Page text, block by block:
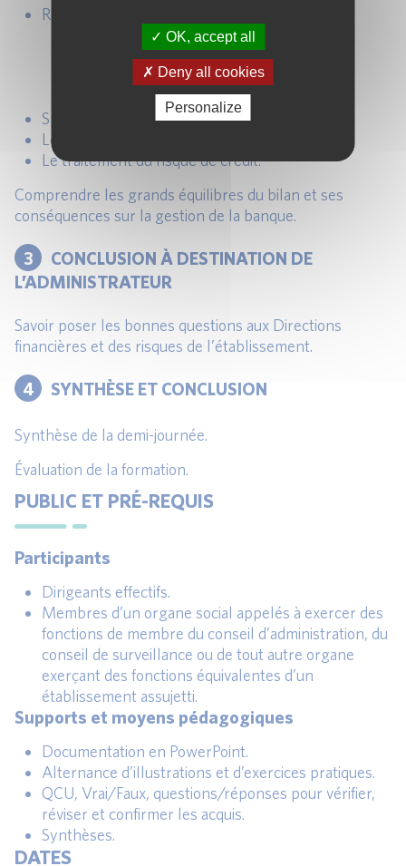
Revue des états financiers :
Le contenu de l’actif.
Le contenu du passif.
Le hors-bilan.
Spécificités des normes IFRS.
Les notions de juste valeur et de coût
Le traitement du risque de crédit.
Comprendre les grands équilibres du bilan et ses
conséquences sur la gestion de la banque.
3
CONCLUSION À DESTINATION DE
L’ADMINISTRATEUR
Savoir poser les bonnes questions aux Directions
financières et des risques de l’établissement.
4 SYNTHÈSE ET CONCLUSION
Synthèse de la demi-journée.
Évaluation de la formation.
PUBLIC ET PRÉ-REQUIS
Participants
Dirigeants effectifs.
Membres d’un organe social appelés à exercer des
fonctions de membre du conseil d’administration, du
conseil de surveillance ou de tout autre organe
exerçant des fonctions équivalentes d’un
établissement assujetti.
Supports et moyens pédagogiques
Documentation en PowerPoint.
Alternance d’illustrations et d’exercices pratiques.
QCU, Vrai/Faux, questions/réponses pour vérifier,
réviser et confirmer les acquis.
Synthèses.
DATES
OK, accept all
Deny all cookies
Personalize